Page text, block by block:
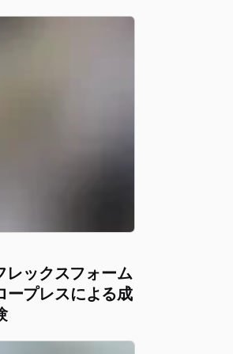
ックスフォーム
ープレスによる成